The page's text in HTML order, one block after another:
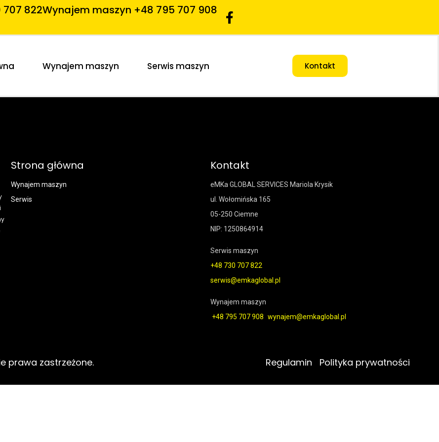
822Wynajem maszyn +48 795 707 908
Wynajem maszyn Serwis maszyn Kontakt
Strona główna
Wynajem maszyn
Serwis
Kontakt
eMKa GLOBAL SERVICES Mariola Krysik
ul. Wołomińska 165
05-250 Ciemne
NIP: 1250864914
Serwis maszyn
+48 730 707 822
serwis@emkaglobal.pl
Wynajem maszyn
+48 795 707 908 wynajem@emkaglobal.pl
prawa zastrzeżone. Regulamin Polityka prywatności